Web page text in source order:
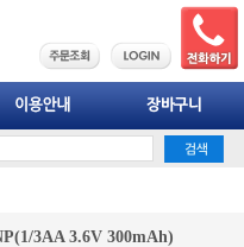
3AA 3.6V 300mAh)